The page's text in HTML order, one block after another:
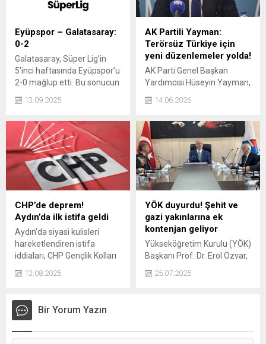
Eyüpspor – Galatasaray:
0-2
Galatasaray, Süper Lig’in
5’inci haftasında Eyüpspor’u
2-0 mağlup etti. Bu sonucun
puanını 15’e çıkardı.
13.09.2025
AK Partili Yayman:
Terörsüz Türkiye için
yeni düzenlemeler yolda!
AK Parti Genel Başkan
Yardımcısı Hüseyin Yayman,
meselesinin bir devlet ve
belirtti. Yayman, Terörsüz
Türkiye için yeni
düzenlemelerin yolda
olduğunu açıkladı.
14.06.2026
CHP’de deprem!
Aydın’da ilk istifa geldi
Aydın’da siyasi kulisleri
hareketlendiren istifa
iddiaları, CHP Gençlik Kolları
kararıyla somutlaştı.
13.08.2025
YÖK duyurdu! Şehit ve
gazi yakınlarına ek
kontenjan geliyor
Yükseköğretim Kurulu (YÖK)
Başkanı Prof. Dr. Erol Özvar,
Üniversitesini ziyaret etti.
25.07.2025
Bir Yorum Yazın